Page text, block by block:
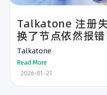
Talkatone 注册
换了节点依然报
Talkatone
Read More
2026-01-21